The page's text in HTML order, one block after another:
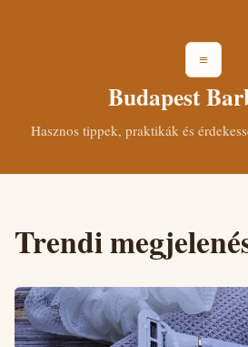
≡
Budapest
Hasznos tippek, praktikák és
Trendi